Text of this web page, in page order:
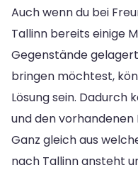
Auch wenn du bei
Tallinn bereits einige
Gegenstände
bringen möchtest,
Lösung sein. Dadurch
und den
Ganz gleich aus
nach Tallinn ansteht